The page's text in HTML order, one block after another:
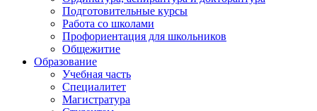
Подготовительные курсы
Работа со школами
Профориентация для школьников
Общежитие
Образование
Учебная часть
Специалитет
Магистратура